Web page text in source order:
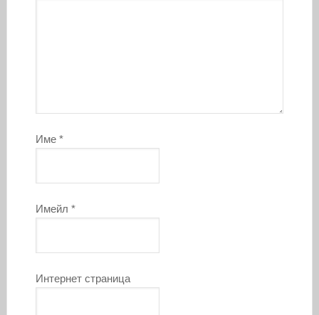
Име *
Имейл *
Интернет страница